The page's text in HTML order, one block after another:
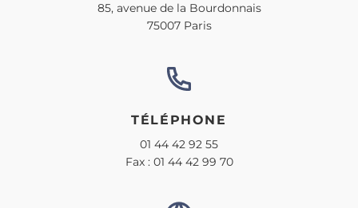
85, avenue de la Bourdonnais
75007 Paris
TÉLÉPHONE
01 44 42 92 55
Fax : 01 44 42 99 70